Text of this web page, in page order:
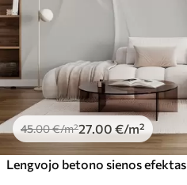
45.00€/m²27.00 €/m²
Lengvojo betono sienos efektas